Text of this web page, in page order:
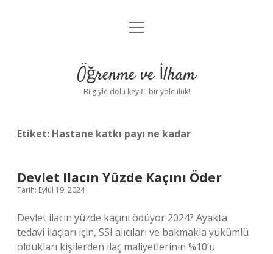
Anasayfa
Yasal Uyarı
menüyü
Öğrenme ve İlham
Bilgiyle dolu keyifli bir yolculuk!
Etiket: Hastane katkı payı ne kadar
Devlet Ilacın Yüzde Kaçını Öder
Tarih: Eylül 19, 2024
Devlet ilacın yüzde kaçını ödüyor 2024? Ayakta
tedavi ilaçları için, SSI alıcıları ve bakmakla yükümlü
oldukları kişilerden ilaç maliyetlerinin %10’u